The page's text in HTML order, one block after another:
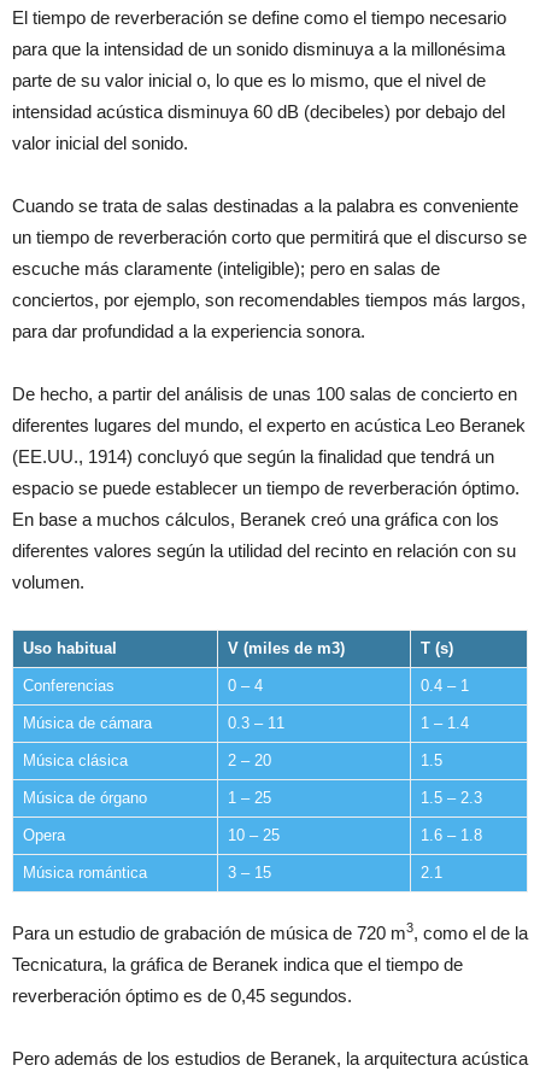
El tiempo de reverberación se define como el tiempo necesario
para que la intensidad de un sonido disminuya a la millonésima
parte de su valor inicial o, lo que es lo mismo, que el nivel de
intensidad acústica disminuya 60 dB (decibeles) por debajo del
valor inicial del sonido.
Cuando se trata de salas destinadas a la palabra es conveniente
un tiempo de reverberación corto que permitirá que el discurso se
escuche más claramente (inteligible); pero en salas de
conciertos, por ejemplo, son recomendables tiempos más largos,
para dar profundidad a la experiencia sonora.
De hecho, a partir del análisis de unas 100 salas de concierto en
diferentes lugares del mundo, el experto en acústica Leo Beranek
(EE.UU., 1914) concluyó que según la finalidad que tendrá un
espacio se puede establecer un tiempo de reverberación óptimo.
En base a muchos cálculos, Beranek creó una gráfica con los
diferentes valores según la utilidad del recinto en relación con su
volumen.
Uso habitual V (miles de m3) T (s)
Conferencias 0 – 4 0.4 – 1
Música de cámara 0.3 – 11 1 – 1.4
Música clásica 2 – 20 1.5
Música de órgano 1 – 25 1.5 – 2.3
Opera 10 – 25 1.6 – 1.8
Música romántica 3 – 15 2.1
Para un estudio de grabación de música de 720 m3, como el de la
Tecnicatura, la gráfica de Beranek indica que el tiempo de
reverberación óptimo es de 0,45 segundos.
Pero además de los estudios de Beranek, la arquitectura acústica